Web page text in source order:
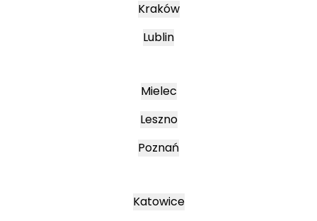
Kraków
Lublin
Mielec
Leszno
Poznań
Katowice